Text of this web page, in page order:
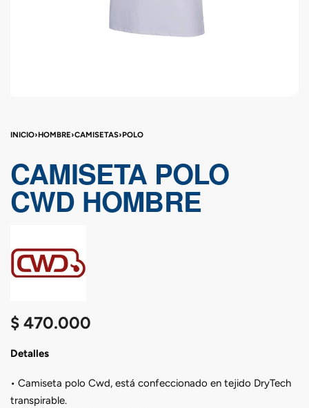
INICIO›HOMBRE›CAMISETAS›POLO
CAMISETA POLO
CWD HOMBRE
$ 470.000
Detalles
• Camiseta polo Cwd, está confeccionado en tejido DryTech
transpirable.